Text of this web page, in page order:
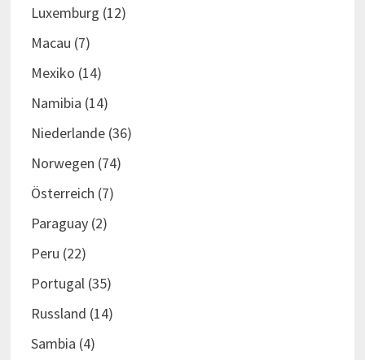
Luxemburg (12)
Macau (7)
Mexiko (14)
Namibia (14)
Niederlande(36)
Norwegen (74)
Österreich (7)
Paraguay(2)
Peru (22)
Portugal (35)
Russland (14)
Sambia (4)